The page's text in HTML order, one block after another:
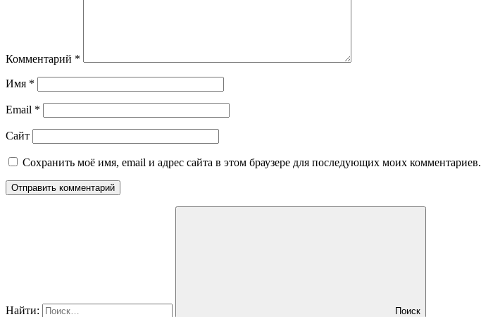
Комментарий *
Имя *
Email *
Сайт
Сохранить моё имя, email и адрес сайта в этом браузере для последующих моих комментариев.
Найти: Поиск